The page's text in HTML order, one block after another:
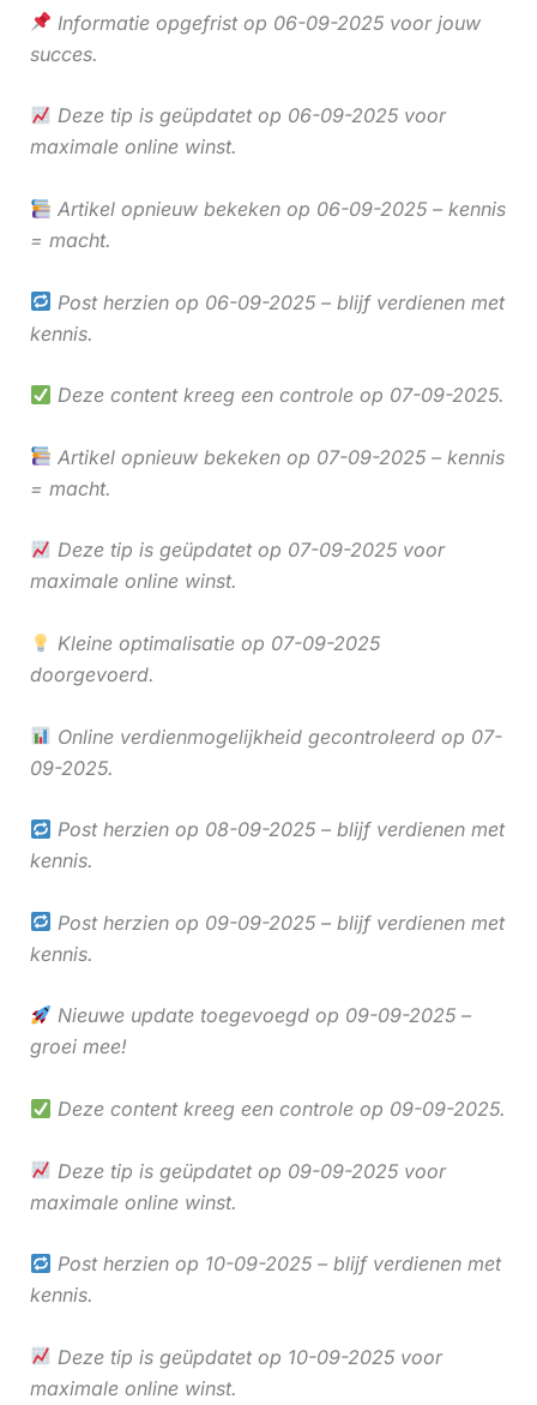
Informatie opgefrist op 06-09-2025 voor jouw
succes.
Deze tip is geüpdatet op 06-09-2025 voor
maximale online winst.
Artikel opnieuw bekeken op 06-09-2025 – kennis
= macht.
Post herzien op 06-09-2025 – blijf verdienen met
kennis.
Deze content kreeg een controle op 07-09-2025.
Artikel opnieuw bekeken op 07-09-2025 – kennis
= macht.
Deze tip is geüpdatet op 07-09-2025 voor
maximale online winst.
Kleine optimalisatie op 07-09-2025
doorgevoerd.
Online verdienmogelijkheid gecontroleerd op 07-
09-2025.
Post herzien op 08-09-2025 – blijf verdienen met
kennis.
Post herzien op 09-09-2025 – blijf verdienen met
kennis.
Nieuwe update toegevoegd op 09-09-2025 –
groei mee!
Deze content kreeg een controle op 09-09-2025.
Deze tip is geüpdatet op 09-09-2025 voor
maximale online winst.
Post herzien op 10-09-2025 – blijf verdienen met
kennis.
Deze tip is geüpdatet op 10-09-2025 voor
maximale online winst.